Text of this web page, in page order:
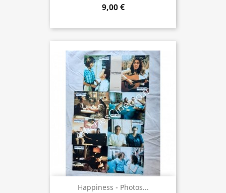
9,00 €
Happiness - Photos...